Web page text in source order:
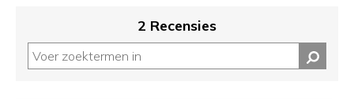
2 Recensies